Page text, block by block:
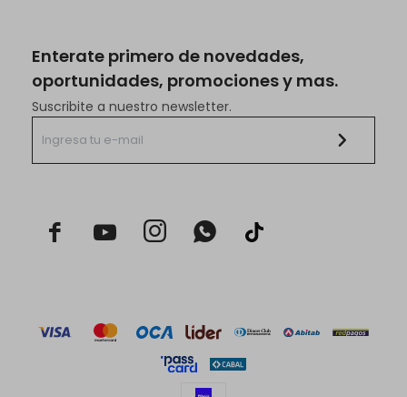
Enterate primero de novedades,
oportunidades, promociones y mas.
Suscribite a nuestro newsletter.
  